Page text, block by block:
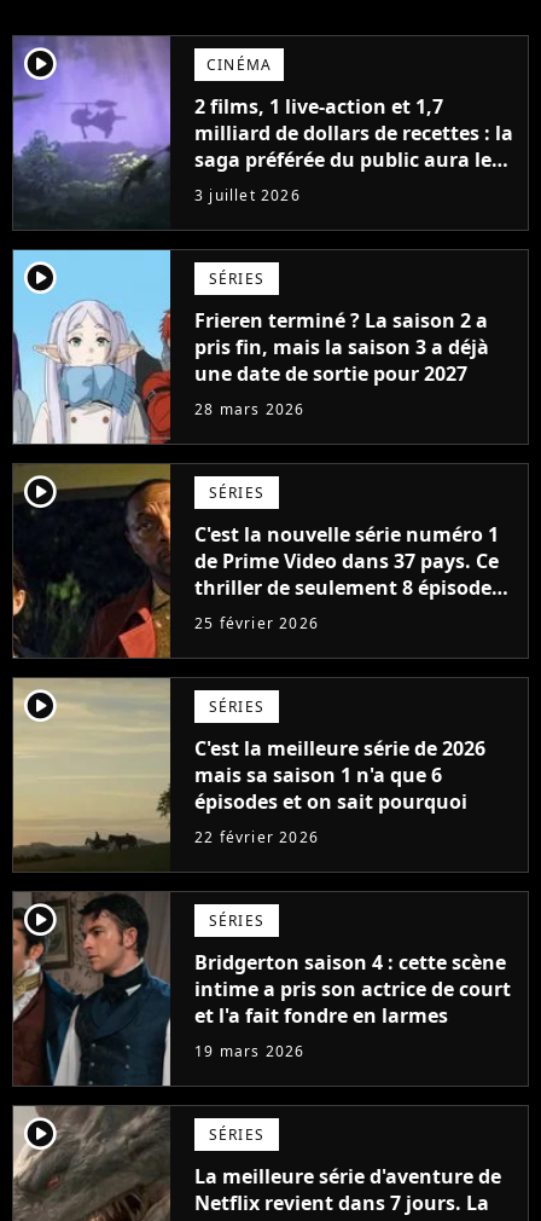
player2 CINÉMA
2 films, 1 live-action et 1,7
milliard de dollars de recettes : la
saga préférée du public aura le
droit à un troisième épisode
3 juillet 2026
player2 SÉRIES
Frieren terminé ? La saison 2 a
pris fin, mais la saison 3 a déjà
une date de sortie pour 2027
28 mars 2026
player2 SÉRIES
C'est la nouvelle série numéro 1
de Prime Video dans 37 pays. Ce
thriller de seulement 8 épisodes
a détrôné Fallout à la surprise
25 février 2026
player2 SÉRIES
C'est la meilleure série de 2026
mais sa saison 1 n'a que 6
épisodes et on sait pourquoi
22 février 2026
player2 SÉRIES
Bridgerton saison 4 : cette scène
intime a pris son actrice de court
et l'a fait fondre en larmes
19 mars 2026
player2 SÉRIES
La meilleure série d'aventure de
Netflix revient dans 7 jours. La